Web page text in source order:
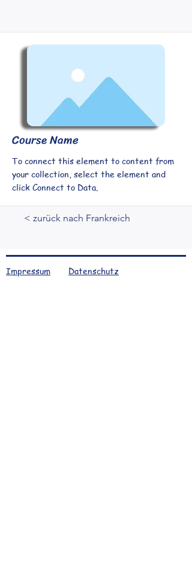
Course Name
To connect this element to content from
your collection, select the element and
click Connect to Data.
< zurück nach Frankreich
Impressum Datenschutz